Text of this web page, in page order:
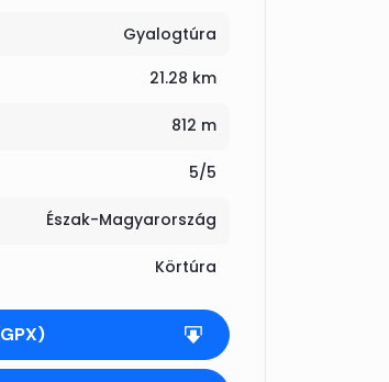
Gyalogtúra
21.28 km
812 m
5/5
Észak-Magyarország
Körtúra